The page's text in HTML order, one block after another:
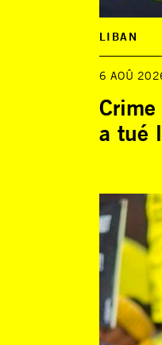
LIBAN
6 AOÛ
a tué